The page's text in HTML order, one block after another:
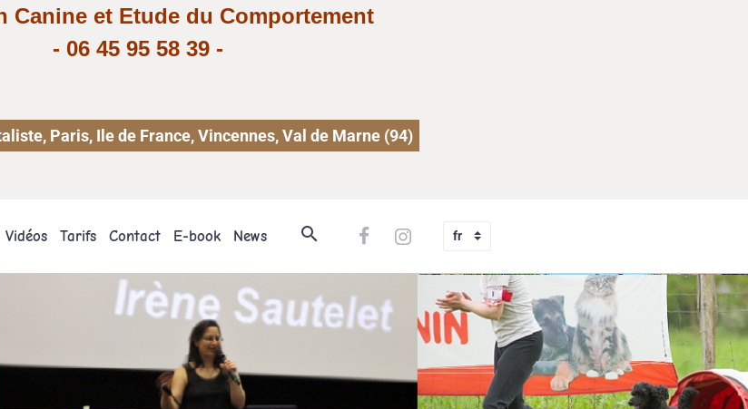
Canine et Etude du Comportement
- 06 45 95 58 39 -
Paris, Ile de France, Vincennes, Val de Marne (94)
Vidéos Tarifs Contact E-book News